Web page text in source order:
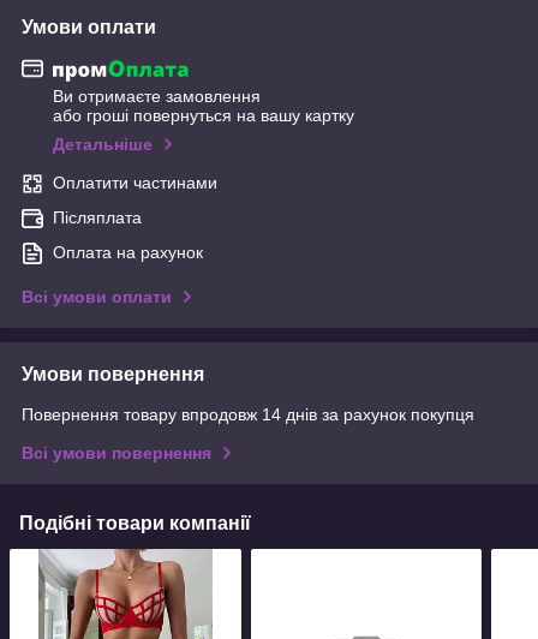
Умови оплати
Ви отримаєте замовлення
або гроші повернуться на вашу картку
Детальніше
Оплатити частинами
Післяплата
Оплата на рахунок
Всі умови оплати
Умови повернення
Повернення товару впродовж 14 днів за рахунок покупця
Всі умови повернення
Подібні товари компанії